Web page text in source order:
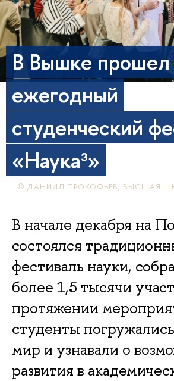
В Вышке прошел
ежегодный
студенческий
«Наука³»
© ДАНИИЛ ПРОКОФЬЕВ, ВЫСШАЯ
В начале декабря на
состоялся
фестиваль науки,
более 1,5 тысячи
протяжении
студенты
мир и узнавали о
развития в